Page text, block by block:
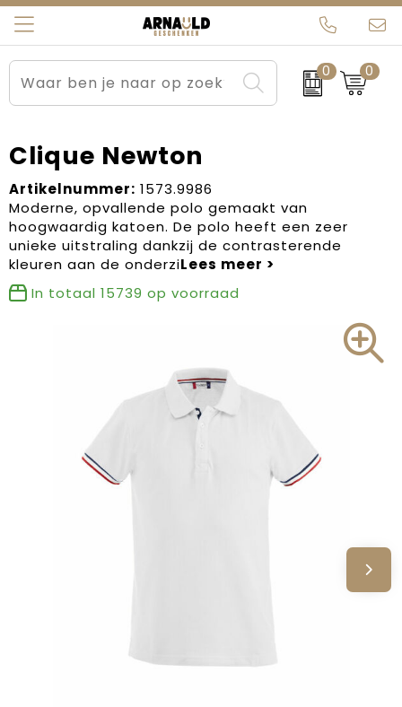
0 0
Relatiegeschenken
Sportkleding
Werkkleding
Kleding en textiel
Tassen
Beurs en Evenementen
Brievenbuspakketten
Carnaval
Dag van de Zorg
Kerstartikelen
Sinterklaas
Verjaardagen
Arnauld Kerstpakketten
MijnEigenKadootje
Ons team
Contact
Blogs
Clique Newton
Artikelnummer: 1573.9986
Moderne, opvallende polo gemaakt van
hoogwaardig katoen. De polo heeft een zeer
unieke uitstraling dankzij de contrasterende
kleuren aan de onderzi
In totaal 15739 op voorraad